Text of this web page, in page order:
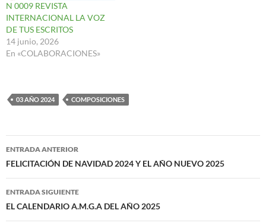
N 0009 REVISTA
INTERNACIONAL LA VOZ
DE TUS ESCRITOS
14 junio, 2026
En «COLABORACIONES»
03 AÑO 2024 COMPOSICIONES
Navegación
de
entradas
ENTRADA ANTERIOR
FELICITACIÓN DE NAVIDAD 2024 Y EL AÑO NUEVO 2025
ENTRADA SIGUIENTE
EL CALENDARIO A.M.G.A DEL AÑO 2025